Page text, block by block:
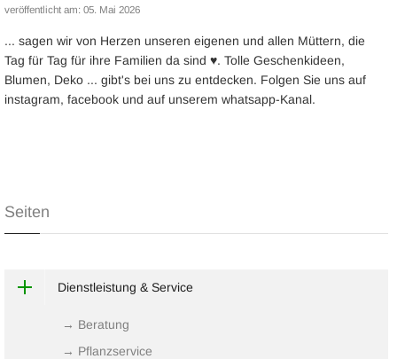
veröffentlicht am: 05. Mai 2026
... sagen wir von Herzen unseren eigenen und allen Müttern, die
Tag für Tag für ihre Familien da sind ♥. Tolle Geschenkideen,
Blumen, Deko ... gibt's bei uns zu entdecken. Folgen Sie uns auf
instagram, facebook und auf unserem whatsapp-Kanal.
Seiten
Dienstleistung & Service
→ Beratung
→ Pflanzservice